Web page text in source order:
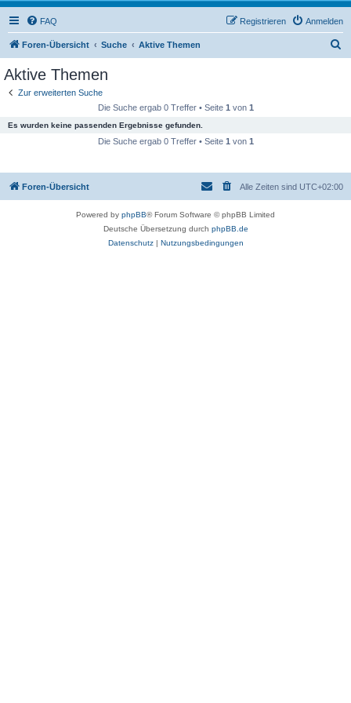
FAQ Anmelden
Registrieren
Foren-Übersicht Suche Aktive Themen
Aktive Themen
Zur erweiterten Suche
Die Suche ergab 0 Treffer • Seite 1 von 1
Es wurden keine passenden Ergebnisse gefunden.
Die Suche ergab 0 Treffer • Seite 1 von 1
Foren-Übersicht Alle Zeiten sind UTC+02:00
Powered by phpBB® Forum Software © phpBB Limited
Deutsche Übersetzung durch phpBB.de
Datenschutz| Nutzungsbedingungen